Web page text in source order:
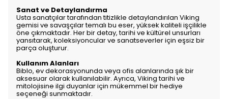
Sanat ve Detaylandırma
Usta sanatçılar tarafından titizlikle detaylandırılan Viking
gemisi ve savaşçılar temalı bu eser, yüksek kaliteli işçilikle
öne çıkmaktadır. Her bir detay, tarihi ve kültürel unsurları
yansıtarak, koleksiyoncular ve sanatseverler için eşsiz bir
parça oluşturur.
Kullanım Alanları
Biblo, ev dekorasyonunda veya ofis alanlarında şık bir
aksesuar olarak kullanılabilir. Ayrıca, Viking tarihi ve
mitolojisine ilgi duyanlar için mükemmel bir hediye
seçeneği sunmaktadır.